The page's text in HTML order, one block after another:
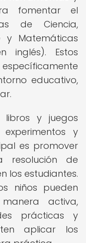
fomentar el
de Ciencia,
y Matemáticas
inglés). Estos
educativo,
libros y juegos
y
es promover
resolución de
los estudiantes.
niños pueden
activa,
prácticas y
aplicar los